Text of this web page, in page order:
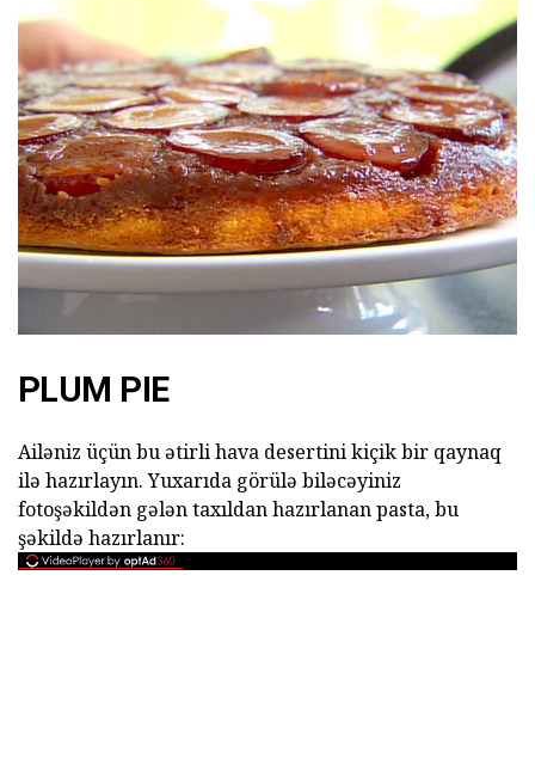
PLUM PIE
Ailəniz üçün bu ətirli hava desertini kiçik bir qaynaq
ilə hazırlayın. Yuxarıda görülə biləcəyiniz
fotoşəkildən gələn taxıldan hazırlanan pasta, bu
şəkildə hazırlanır: